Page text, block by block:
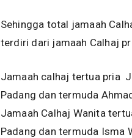
Sehingga total jamaah
terdiri dari jamaah Calhaj
Jamaah calhaj tertua pria
Padang dan termuda
Jamaah Calhaj Wanita
Padang dan termuda Isma